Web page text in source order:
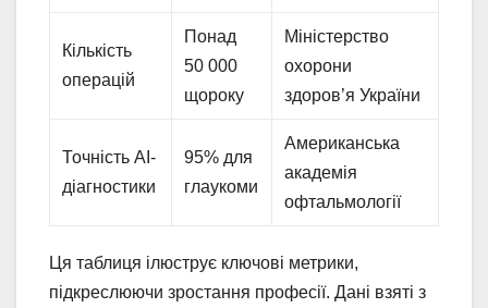
Кількість
операцій
Понад
50 000
щороку
Міністерство
охорони
здоров’я України
Точність AI-
діагностики
95% для
глаукоми
Американська
академія
офтальмології
Ця таблиця ілюструє ключові метрики,
підкреслюючи зростання професії. Дані взяті з